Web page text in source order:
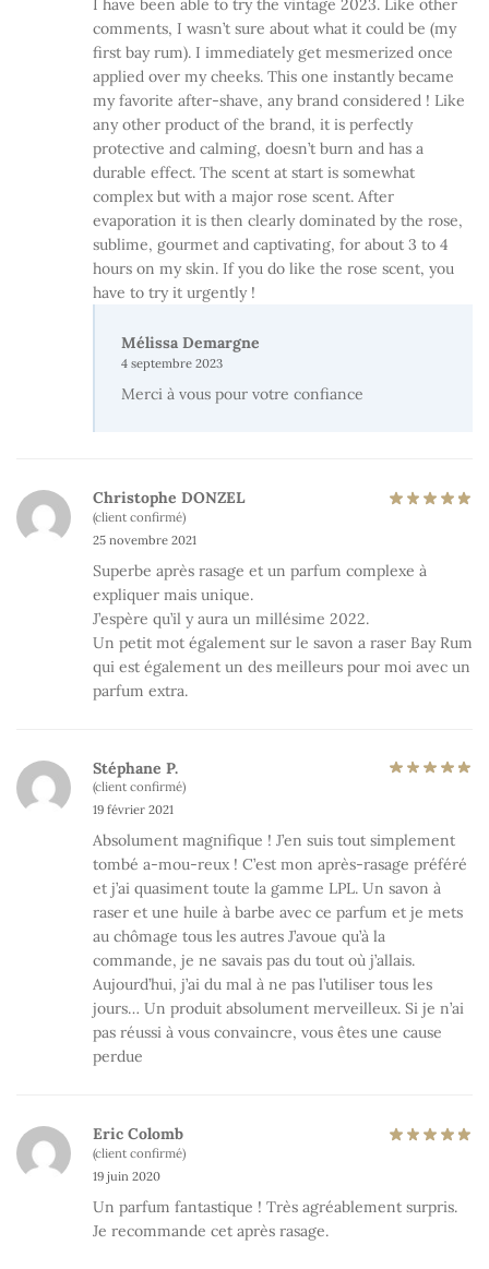
I have been able to try the vintage 2023. Like other
comments, I wasn’t sure about what it could be (my
first bay rum). I immediately get mesmerized once
applied over my cheeks. This one instantly became
my favorite after-shave, any brand considered ! Like
any other product of the brand, it is perfectly
protective and calming, doesn’t burn and has a
durable effect. The scent at start is somewhat
complex but with a major rose scent. After
evaporation it is then clearly dominated by the rose,
sublime, gourmet and captivating, for about 3 to 4
hours on my skin. If you do like the rose scent, you
have to try it urgently !
Mélissa Demargne
4 septembre 2023
Merci à vous pour votre confiance
Christophe DONZEL
(client confirmé)
25 novembre 2021
Superbe après rasage et un parfum complexe à
expliquer mais unique.
J’espère qu’il y aura un millésime 2022.
Un petit mot également sur le savon a raser Bay Rum
qui est également un des meilleurs pour moi avec un
parfum extra.
Stéphane P.
(client confirmé)
19 février 2021
Absolument magnifique ! J’en suis tout simplement
tombé a-mou-reux ! C’est mon après-rasage préféré
et j’ai quasiment toute la gamme LPL. Un savon à
raser et une huile à barbe avec ce parfum et je mets
au chômage tous les autres J’avoue qu’à la
commande, je ne savais pas du tout où j’allais.
Aujourd’hui, j’ai du mal à ne pas l’utiliser tous les
jours… Un produit absolument merveilleux. Si je n’ai
pas réussi à vous convaincre, vous êtes une cause
perdue
Eric Colomb
(client confirmé)
19 juin 2020
Un parfum fantastique ! Très agréablement surpris.
Je recommande cet après rasage.